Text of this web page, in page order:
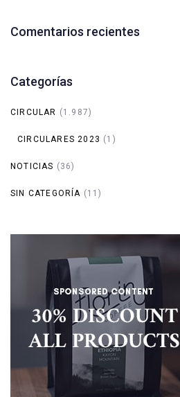
Comentarios recientes
Categorías
CIRCULAR (1.987)
CIRCULARES 2023 (1)
NOTICIAS (36)
SIN CATEGORÍA (11)